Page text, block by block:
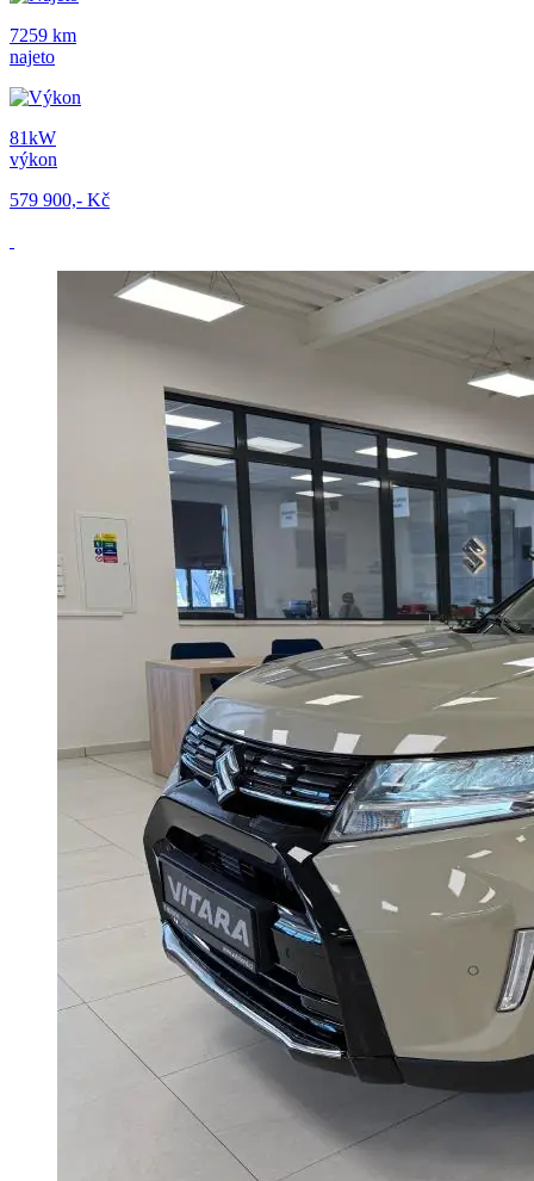
7259 km
najeto
81kW
výkon
579 900,- Kč